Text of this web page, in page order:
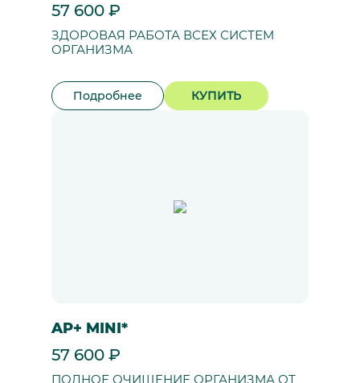
57 600 ₽
ЗДОРОВАЯ РАБОТА ВСЕХ СИСТЕМ
ОРГАНИЗМА
Подробнее КУПИТЬ
AP+ MINI*
57 600 ₽
ПОЛНОЕ ОЧИЩЕНИЕ ОРГАНИЗМА ОТ